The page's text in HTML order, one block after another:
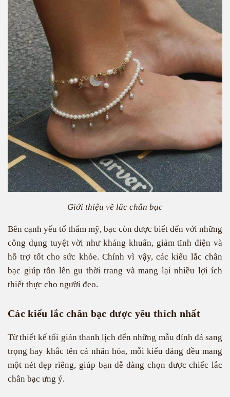
Giới thiệu về lắc chân bạc
Bên cạnh yếu tố thẩm mỹ, bạc còn được biết đến với những
công dụng tuyệt vời như kháng khuẩn, giảm tĩnh điện và
hỗ trợ tốt cho sức khỏe. Chính vì vậy, các kiểu lắc chân
bạc giúp tôn lên gu thời trang và mang lại nhiều lợi ích
thiết thực cho người đeo.
Các kiểu lắc chân bạc được yêu thích nhất
Từ thiết kế tối giản thanh lịch đến những mẫu đính đá sang
trọng hay khắc tên cá nhân hóa, mỗi kiểu dáng đều mang
một nét đẹp riêng, giúp bạn dễ dàng chọn được chiếc lắc
chân bạc ưng ý.